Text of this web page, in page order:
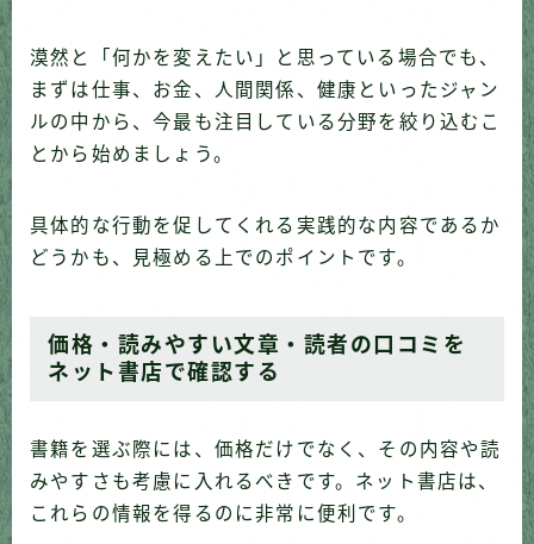
漠然と「何かを変えたい」と思っている場合でも、
まずは仕事、お金、人間関係、健康といったジャン
ルの中から、今最も注目している分野を絞り込むこ
とから始めましょう。
具体的な行動を促してくれる実践的な内容であるか
どうかも、見極める上でのポイントです。
価格・読みやすい文章・読者の口コミを
ネット書店で確認する
書籍を選ぶ際には、価格だけでなく、その内容や読
みやすさも考慮に入れるべきです。ネット書店は、
これらの情報を得るのに非常に便利です。